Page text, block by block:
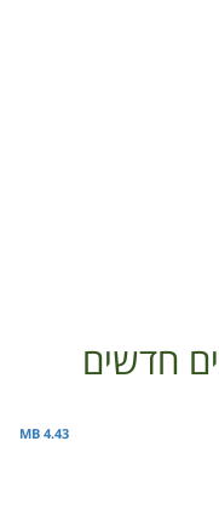
חדשים
4.43 MB